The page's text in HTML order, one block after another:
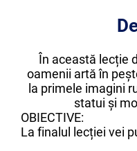
În această lecție
oamenii artă în
la primele imagini
statui și
OBIECTIVE:
La finalul lecției vei